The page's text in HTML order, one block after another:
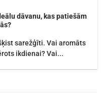
dāvanu, kas patiešām
sarežģīti. Vai aromāts
ikdienai? Vai...